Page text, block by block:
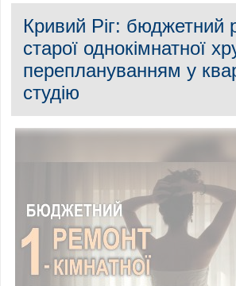
Кривий Ріг: бюджетний
старої однокімнатної
переплануванням у
студію